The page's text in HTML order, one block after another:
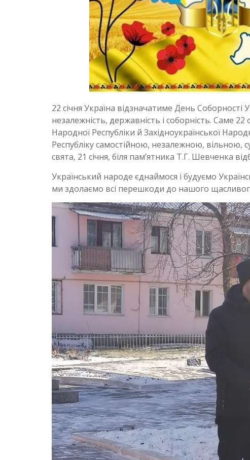
22 січня Україна відзначатиме День
незалежність, державність і соборність. Саме
Народної Республіки й Західноукраїнської
Республіку самостійною, незалежною,
свята, 21 січня, біля пам’ятника Т.Г. Шевченка
Український народе єднаймося і будуємо
ми здолаємо всі перешкоди до нашого